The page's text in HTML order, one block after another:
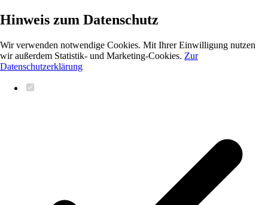
Hinweis zum Datenschutz
Wir verwenden notwendige Cookies. Mit Ihrer Einwilligung nutzen
wir außerdem Statistik- und Marketing-Cookies. Zur
Datenschutzerklärung